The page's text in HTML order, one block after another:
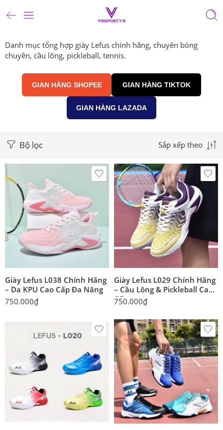
Danh mục tổng hợp giày Lefus chính hãng, chuyên bóng
chuyền, cầu lông, pickleball, tennis.
GIAN HÀNG SHOPEE GIAN HÀNG TIKTOK
GIAN HÀNG LAZADA
Bộ lọc Sắp xếp theo
Giày Lefus L038 Chính Hãng
– Da KPU Cao Cấp Đa Năng
750.000₫
Giày Lefus L029 Chính Hãng
– Cầu Lông & Pickleball Cao
Cấp
750.000₫